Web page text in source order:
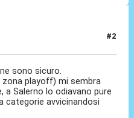
#2
sono sicuro.
zona playoff) mi sembra
a Salerno lo odiavano pure
categorie avvicinandosi